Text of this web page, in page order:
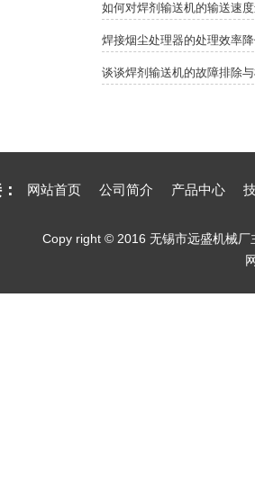
如何对焊剂输送机的输送速
焊接烟尘处理器的处理效率
谈谈焊剂输送机的故障排除
网站首页 公司简介 产品中心
Copy right © 2016 无锡市远盛机械